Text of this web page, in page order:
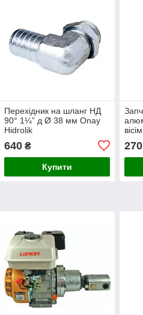
Перехідник на шланг НД
90° 1¼” д Ø 38 мм Onay
Hidrolik
640₴
Купити
270